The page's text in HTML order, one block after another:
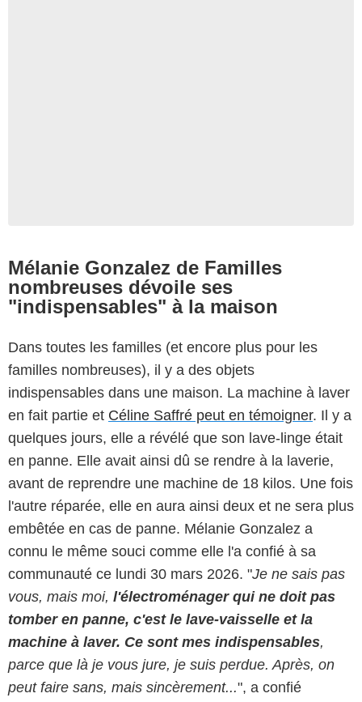
Mélanie Gonzalez de Familles
nombreuses dévoile ses
"indispensables" à la maison
Dans toutes les familles (et encore plus pour les
familles nombreuses), il y a des objets
indispensables dans une maison. La machine à laver
en fait partie et Céline Saffré peut en témoigner. Il y a
quelques jours, elle a révélé que son lave-linge était
en panne. Elle avait ainsi dû se rendre à la laverie,
avant de reprendre une machine de 18 kilos. Une fois
l'autre réparée, elle en aura ainsi deux et ne sera plus
embêtée en cas de panne. Mélanie Gonzalez a
connu le même souci comme elle l'a confié à sa
communauté ce lundi 30 mars 2026. "Je ne sais pas
vous, mais moi, l'électroménager qui ne doit pas
tomber en panne, c'est le lave-vaisselle et la
machine à laver. Ce sont mes indispensables,
parce que là je vous jure, je suis perdue. Après, on
peut faire sans, mais sincèrement...", a confié